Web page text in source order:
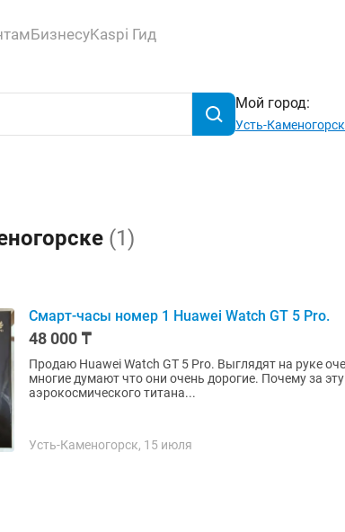
БизнесуKaspi Гид
Мой город:
Усть-Каменогорск
(1)
Смарт-часы номер 1 Huawei Watch GT 5 Pro.
48 000 ₸
Продаю Huawei Watch GT 5 Pro. Выглядят на руке очень стильно, намного дороже своей цены,
многие думают что они очень дорогие. Почему за эту цену это лучшие часы? - Корпус из
аэрокосмического титана...
Усть-Каменогорск, 15 июля